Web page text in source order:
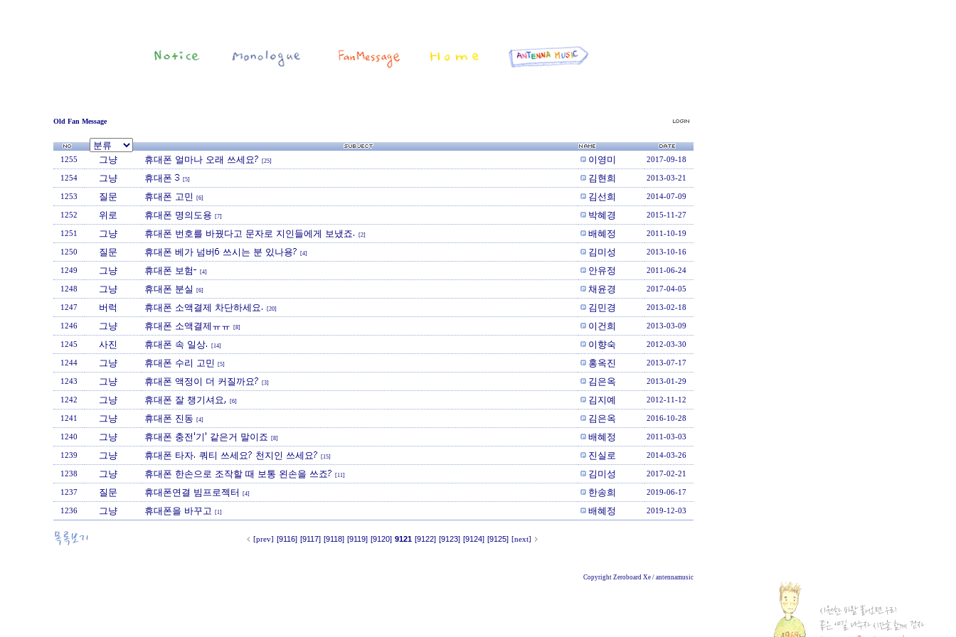
Old Fan Message
1255 그냥 휴대폰 얼마나 오래 쓰세요? [25] 이영미 2017-09-18
1254 그냥 휴대폰 3 [5] 김현희 2013-03-21
1253 질문 휴대폰 고민 [6] 김선희 2014-07-09
1252 위로 휴대폰 명의도용 [7] 박혜경 2015-11-27
1251 그냥 휴대폰 번호를 바꿨다고 문자로 지인들에게 보냈죠. [2] 배혜정 2011-10-19
1250 질문 휴대폰 베가 넘버6 쓰시는 분 있나용? [4] 김미성 2013-10-16
1249 그냥 휴대폰 보험- [4] 안유정 2011-06-24
1248 그냥 휴대폰 분실 [6] 채윤경 2017-04-05
1247 버럭 휴대폰 소액결제 차단하세요. [20] 김민경 2013-02-18
1246 그냥 휴대폰 소액결제ㅠㅠ [8] 이건희 2013-03-09
1245 사진 휴대폰 속 일상. [14] 이향숙 2012-03-30
1244 그냥 휴대폰 수리 고민 [5] 홍옥진 2013-07-17
1243 그냥 휴대폰 액정이 더 커질까요? [3] 김은옥 2013-01-29
1242 그냥 휴대폰 잘 챙기셔요, [6] 김지예 2012-11-12
1241 그냥 휴대폰 진동 [4] 김은옥 2016-10-28
1240 그냥 휴대폰 충전'기' 같은거 말이죠 [8] 배혜정 2011-03-03
1239 그냥 휴대폰 타자. 쿼티 쓰세요? 천지인 쓰세요? [15] 진실로 2014-03-26
1238 그냥 휴대폰 한손으로 조작할 때 보통 왼손을 쓰죠? [11] 김미성 2017-02-21
1237 질문 휴대폰연결 빔프로젝터 [4] 한송희 2019-06-17
1236 그냥 휴대폰을 바꾸고 [1] 배혜정 2019-12-03
[prev] [9116] [9117] [9118] [9119] [9120] 9121 [9122] [9123] [9124] [9125] [next]
Copyright Zeroboard Xe / antennamusic